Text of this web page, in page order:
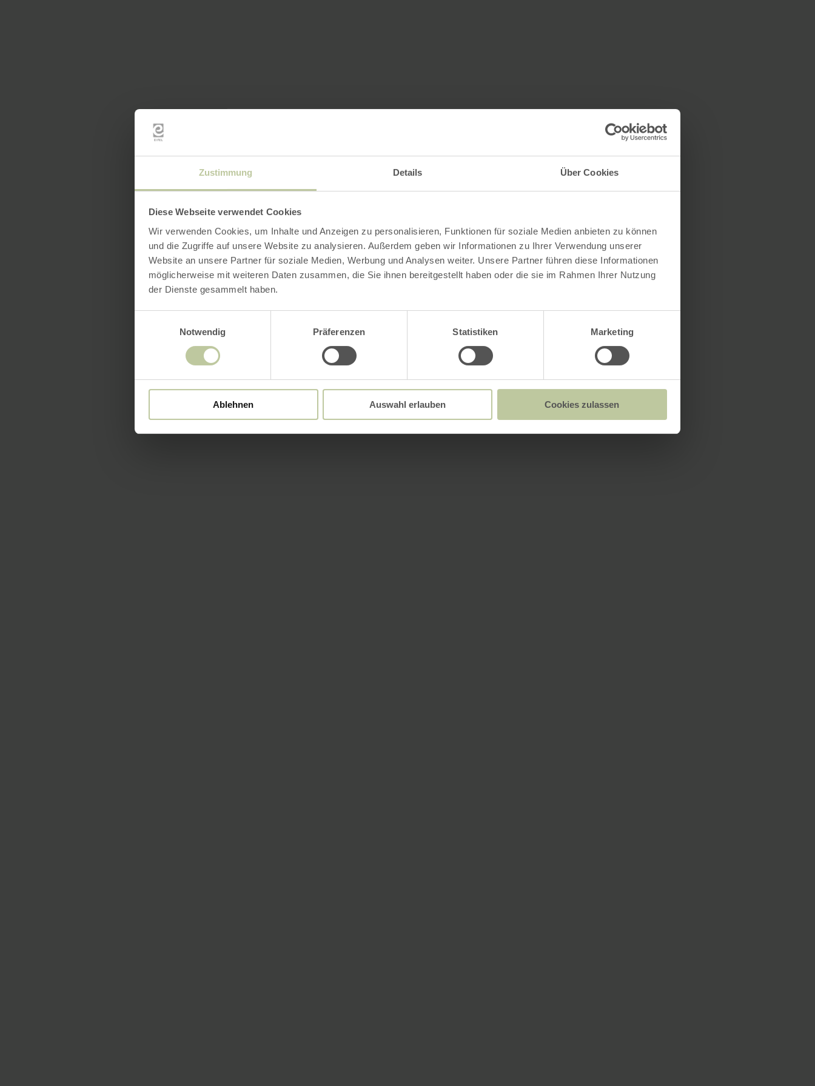
Zustimmung Details Über Cookies
Diese Webseite verwendet Cookies
Wir verwenden Cookies, um Inhalte und Anzeigen zu personalisieren, Funktionen für soziale Medien anbieten zu können
und die Zugriffe auf unsere Website zu analysieren. Außerdem geben wir Informationen zu Ihrer Verwendung unserer
Website an unsere Partner für soziale Medien, Werbung und Analysen weiter. Unsere Partner führen diese Informationen
möglicherweise mit weiteren Daten zusammen, die Sie ihnen bereitgestellt haben oder die sie im Rahmen Ihrer Nutzung
der Dienste gesammelt haben.
Notwendig
Präferenzen Statistiken Marketing
Ablehnen Auswahl erlauben Cookies zulassen